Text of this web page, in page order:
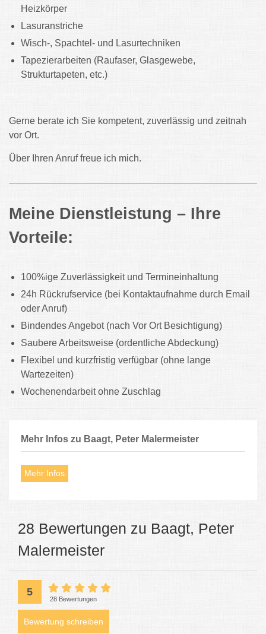
Heizkörper
Lasuranstriche
Wisch-, Spachtel- und Lasurtechniken
Tapezierarbeiten (Raufaser, Glasgewebe,
Strukturtapeten, etc.)
Gerne berate ich Sie kompetent, zuverlässig und zeitnah
vor Ort.
Über Ihren Anruf freue ich mich.
Meine Dienstleistung – Ihre
Vorteile:
100%ige Zuverlässigkeit und Termineinhaltung
24h Rückrufservice (bei Kontaktaufnahme durch Email
oder Anruf)
Bindendes Angebot (nach Vor Ort Besichtigung)
Saubere Arbeitsweise (ordentliche Abdeckung)
Flexibel und kurzfristig verfügbar (ohne lange
Wartezeiten)
Wochenendarbeit ohne Zuschlag
Mehr Infos zu Baagt, Peter Malermeister
Mehr Infos
28 Bewertungen zu Baagt, Peter
Malermeister
5
28 Bewertungen
Bewertung schreiben